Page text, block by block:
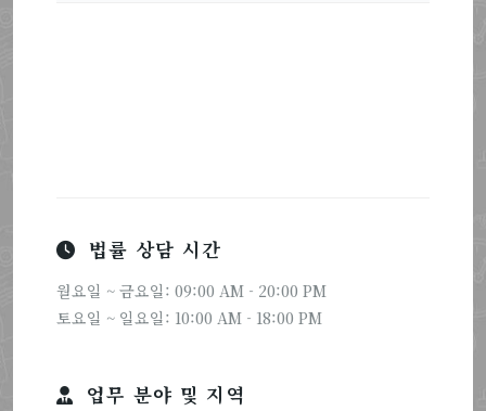
법률 상담 시간
월요일 ~ 금요일: 09:00 AM - 20:00 PM
토요일 ~ 일요일: 10:00 AM - 18:00 PM
업무 분야 및 지역